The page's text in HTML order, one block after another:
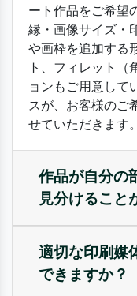
ート作品をご希望
縁・画像サイズ・
や画枠を追加する
ト、フィレット（
ョンもご用意して
スが、お客様のご
せていただきます。
作品が自分の
見分けること
適切な印刷媒
できますか？